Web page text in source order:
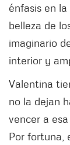
énfasis en
belleza de
imaginario
interior y
Valentina
no la dejan
vencer a
Por fortuna,